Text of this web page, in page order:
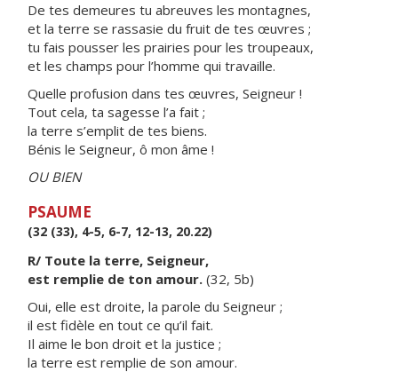
De tes demeures tu abreuves les montagnes,
et la terre se rassasie du fruit de tes œuvres ;
tu fais pousser les prairies pour les troupeaux,
et les champs pour l’homme qui travaille.
Quelle profusion dans tes œuvres, Seigneur !
Tout cela, ta sagesse l’a fait ;
la terre s’emplit de tes biens.
Bénis le Seigneur, ô mon âme !
OU BIEN
PSAUME
(32 (33), 4-5, 6-7, 12-13, 20.22)
R/ Toute la terre, Seigneur,
est remplie de ton amour. (32, 5b)
Oui, elle est droite, la parole du Seigneur ;
il est fidèle en tout ce qu’il fait.
Il aime le bon droit et la justice ;
la terre est remplie de son amour.